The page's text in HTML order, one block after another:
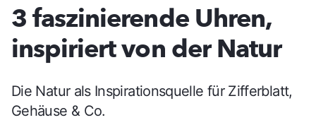
3 faszinierende Uhren,
inspiriert von der Natur
Die Natur als Inspirationsquelle für Zifferblatt,
Gehäuse & Co.